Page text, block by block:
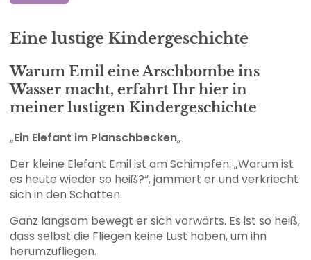
Eine lustige Kindergeschichte
Warum Emil eine Arschbombe ins
Wasser macht, erfahrt Ihr hier in
meiner lustigen Kindergeschichte
„Ein Elefant im Planschbecken„
Der kleine Elefant Emil ist am Schimpfen: „Warum ist
es heute wieder so heiß?“, jammert er und verkriecht
sich in den Schatten.
Ganz langsam bewegt er sich vorwärts. Es ist so heiß,
dass selbst die Fliegen keine Lust haben, um ihn
herumzufliegen.